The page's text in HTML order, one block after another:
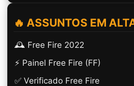
🔥 ASSUNTOS EM
🕰️ Free Fire 2022
⚡ Painel Free Fire (FF)
✅ Verificado Free Fire